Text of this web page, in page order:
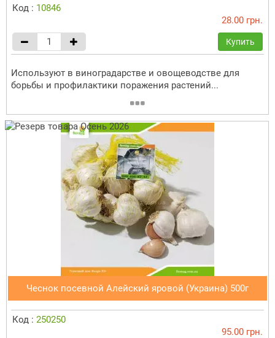
Код : 10846
28.00 грн.
Купить
Используют в виноградарстве и овощеводстве для
борьбы и профилактики поражения растений...
Чеснок посевной Алейский яровой (Украина) 500г
Код : 250250
95.00 грн.